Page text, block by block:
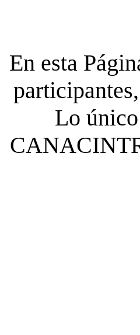
En esta
Lo único